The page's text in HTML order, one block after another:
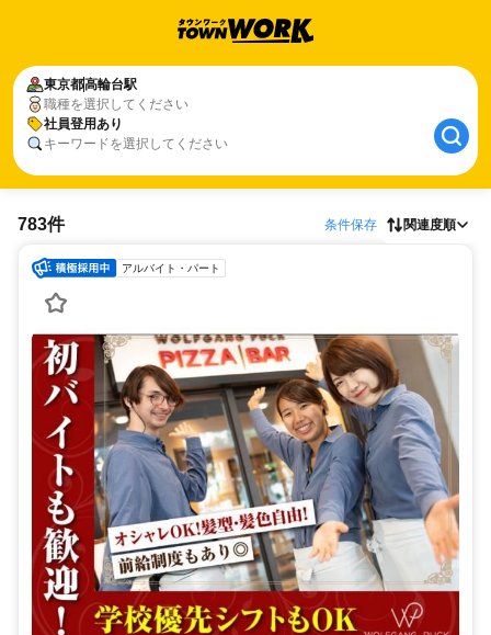
東京都高輪台駅
職種を選択してください
社員登用あり
キーワードを選択してください
783件 条件保存 関連度順
アルバイト・パート